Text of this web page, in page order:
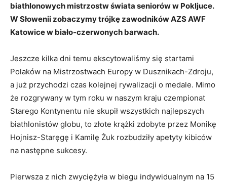
biathlonowych mistrzostw świata seniorów w Pokljuce.
W Słowenii zobaczymy trójkę zawodników AZS AWF
Katowice w biało-czerwonych barwach.
Jeszcze kilka dni temu ekscytowaliśmy się startami
Polaków na Mistrzostwach Europy w Dusznikach-Zdroju,
a już przychodzi czas kolejnej rywalizacji o medale. Mimo
że rozgrywany w tym roku w naszym kraju czempionat
Starego Kontynentu nie skupił wszystkich najlepszych
biathlonistów globu, to złote krążki zdobyte przez Monikę
Hojnisz-Staręgę i Kamilę Żuk rozbudziły apetyty kibiców
na następne sukcesy.
Pierwsza z nich zwyciężyła w biegu indywidualnym na 15